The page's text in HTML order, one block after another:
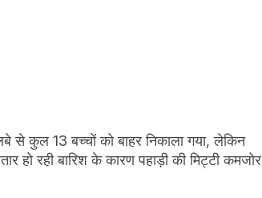
से कुल 13 बच्चों को बाहर निकाला गया, लेकिन
हो रही बारिश के कारण पहाड़ी की मिट्टी कमजोर